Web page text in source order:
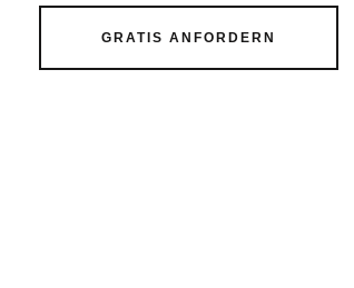
GRATIS ANFORDERN